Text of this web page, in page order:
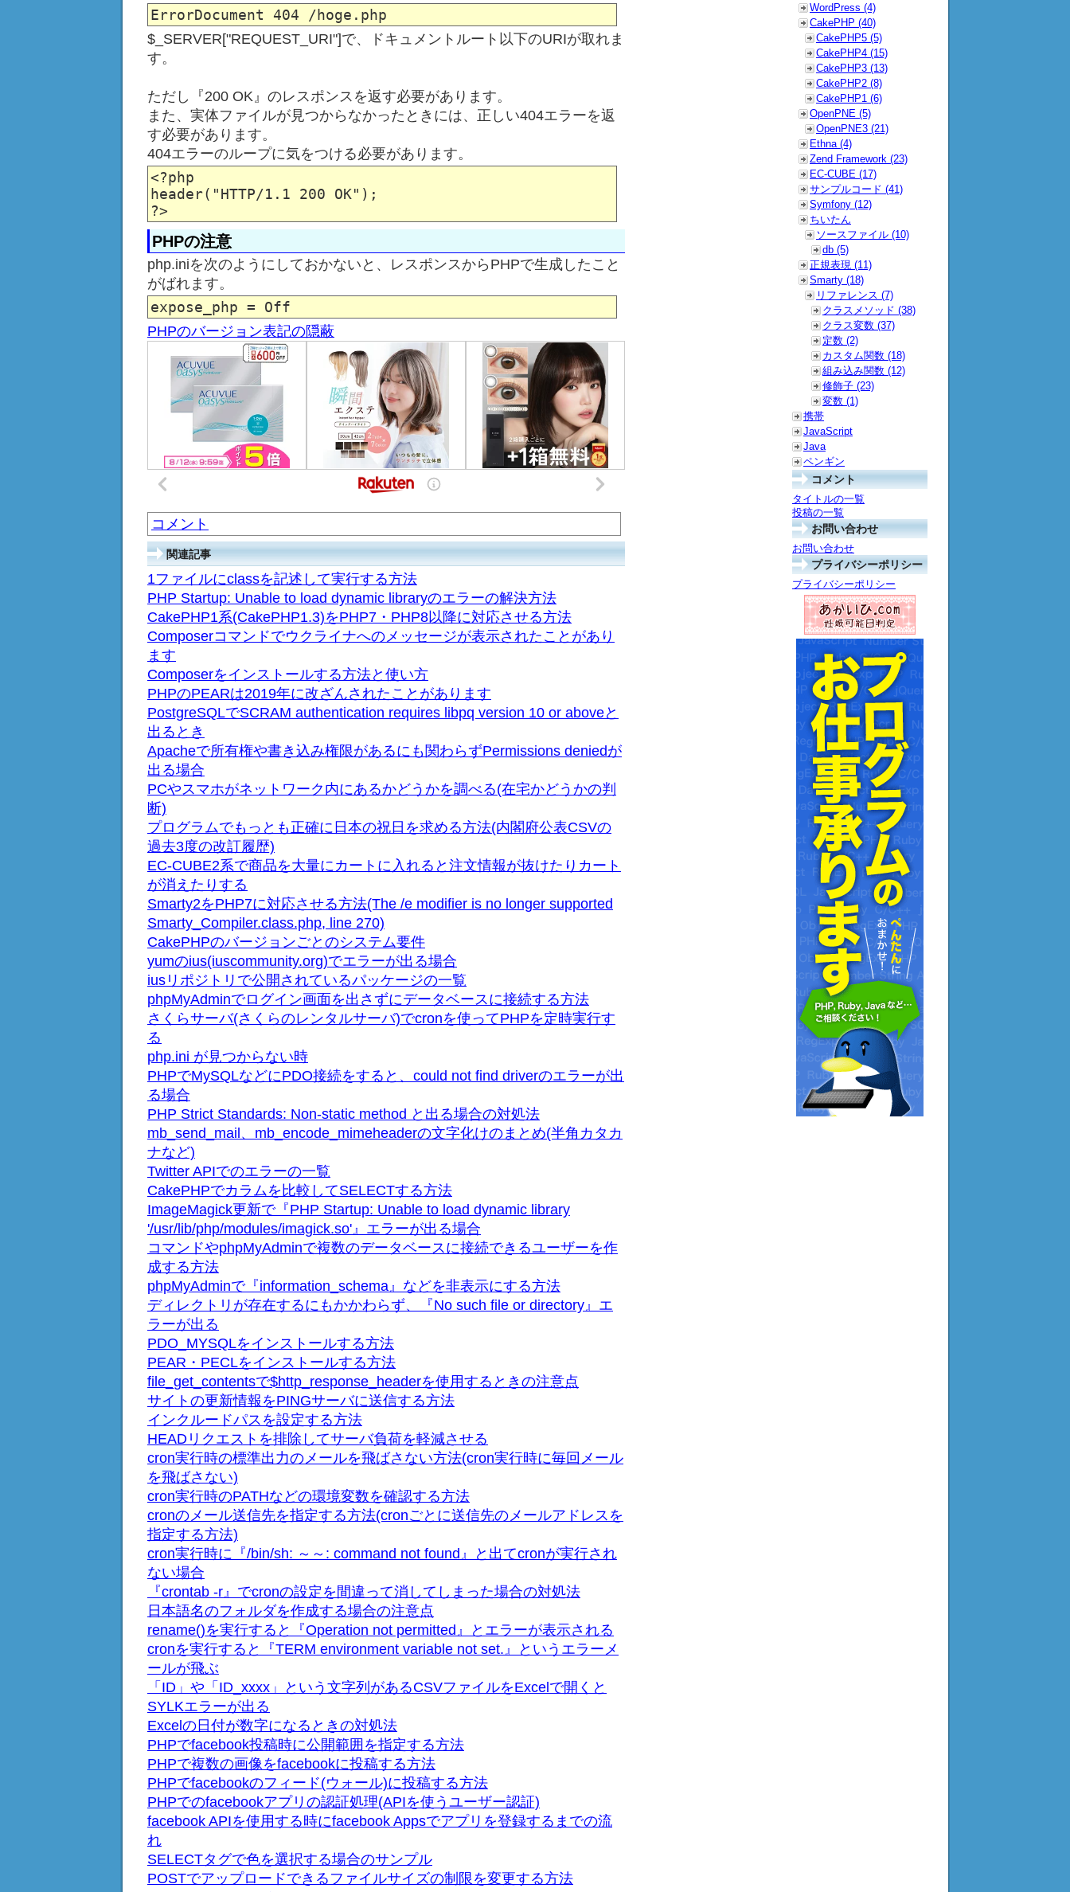
$_SERVER["REQUEST_URI"]で、ドキュメントルート以下のURIが取れま
す。
ただし『200 OK』のレスポンスを返す必要があります。
また、実体ファイルが見つからなかったときには、正しい404エラーを返
す必要があります。
404エラーのループに気をつける必要があります。
<?php
header("HTTP/1.1 200 OK");
PHPの注意
php.iniを次のようにしておかないと、レスポンスからPHPで生成したこと
がばれます。
PHPのバージョン表記の隠蔽
コメント
関連記事
1ファイルにclassを記述して実行する方法
PHP Startup: Unable to load dynamic libraryのエラーの解決方法
CakePHP1系(CakePHP1.3)をPHP7・PHP8以降に対応させる方法
Composerコマンドでウクライナへのメッセージが表示されたことがあり
ます
Composerをインストールする方法と使い方
PHPのPEARは2019年に改ざんされたことがあります
PostgreSQLでSCRAM authentication requires libpq version 10 or aboveと
出るとき
Apacheで所有権や書き込み権限があるにも関わらずPermissions deniedが
出る場合
PCやスマホがネットワーク内にあるかどうかを調べる(在宅かどうかの判
断)
プログラムでもっとも正確に日本の祝日を求める方法(内閣府公表CSVの
過去3度の改訂履歴)
EC-CUBE2系で商品を大量にカートに入れると注文情報が抜けたりカート
が消えたりする
Smarty2をPHP7に対応させる方法(The /e modifier is no longer supported
Smarty_Compiler.class.php, line 270)
CakePHPのバージョンごとのシステム要件
yumのius(iuscommunity.org)でエラーが出る場合
iusリポジトリで公開されているパッケージの一覧
phpMyAdminでログイン画面を出さずにデータベースに接続する方法
さくらサーバ(さくらのレンタルサーバ)でcronを使ってPHPを定時実行す
る
php.ini が見つからない時
PHPでMySQLなどにPDO接続をすると、could not find driverのエラーが出
る場合
PHP Strict Standards: Non-static method と出る場合の対処法
mb_send_mail、mb_encode_mimeheaderの文字化けのまとめ(半角カタカ
ナなど)
Twitter APIでのエラーの一覧
CakePHPでカラムを比較してSELECTする方法
ImageMagick更新で『PHP Startup: Unable to load dynamic library
'/usr/lib/php/modules/imagick.so'』エラーが出る場合
コマンドやphpMyAdminで複数のデータベースに接続できるユーザーを作
成する方法
phpMyAdminで『information_schema』などを非表示にする方法
ディレクトリが存在するにもかかわらず、『No such file or directory』エ
ラーが出る
PDO_MYSQLをインストールする方法
PEAR・PECLをインストールする方法
file_get_contentsで$http_response_headerを使用するときの注意点
サイトの更新情報をPINGサーバに送信する方法
インクルードパスを設定する方法
HEADリクエストを排除してサーバ負荷を軽減させる
cron実行時の標準出力のメールを飛ばさない方法(cron実行時に毎回メール
を飛ばさない)
cron実行時のPATHなどの環境変数を確認する方法
cronのメール送信先を指定する方法(cronごとに送信先のメールアドレスを
指定する方法)
cron実行時に『/bin/sh: ～～: command not found』と出てcronが実行され
ない場合
『crontab -r』でcronの設定を間違って消してしまった場合の対処法
日本語名のフォルダを作成する場合の注意点
rename()を実行すると『Operation not permitted』とエラーが表示される
cronを実行すると『TERM environment variable not set.』というエラーメ
ールが飛ぶ
「ID」や「ID_xxxx」という文字列があるCSVファイルをExcelで開くと
SYLKエラーが出る
Excelの日付が数字になるときの対処法
PHPでfacebook投稿時に公開範囲を指定する方法
PHPで複数の画像をfacebookに投稿する方法
PHPでfacebookのフィード(ウォール)に投稿する方法
PHPでのfacebookアプリの認証処理(APIを使うユーザー認証)
facebook APIを使用する時にfacebook Appsでアプリを登録するまでの流
れ
SELECTタグで色を選択する場合のサンプル
POSTでアップロードできるファイルサイズの制限を変更する方法
WordPress (4)
CakePHP (40)
CakePHP5 (5)
CakePHP4 (15)
CakePHP3 (13)
CakePHP2 (8)
CakePHP1 (6)
OpenPNE (5)
OpenPNE3 (21)
Ethna (4)
Zend Framework (23)
EC-CUBE (17)
サンプルコード (41)
Symfony (12)
ちいたん
ソースファイル (10)
db (5)
正規表現 (11)
Smarty (18)
リファレンス (7)
クラスメソッド (38)
クラス変数 (37)
定数 (2)
カスタム関数 (18)
組み込み関数 (12)
修飾子 (23)
変数 (1)
携帯
JavaScript
Java
ペンギン
コメント
タイトルの一覧
投稿の一覧
お問い合わせ
お問い合わせ
プライバシーポリシー
プライバシーポリシー